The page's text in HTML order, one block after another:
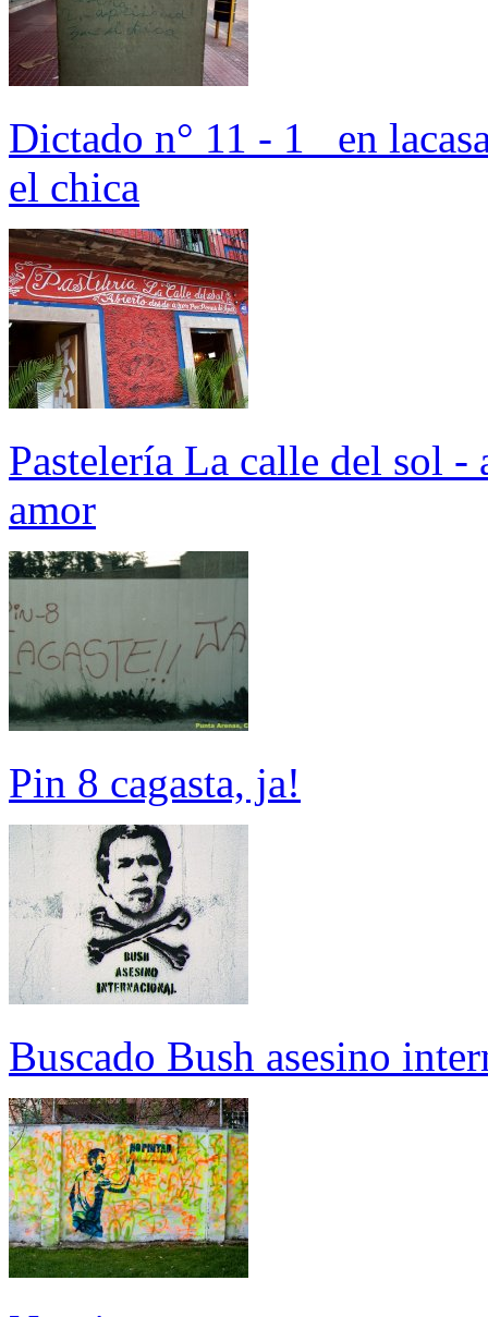
Dictado n° 11 - 1_ en
el chica
Pastelería La calle del sol -
amor
Pin 8 cagasta, ja!
Buscado Bush asesino